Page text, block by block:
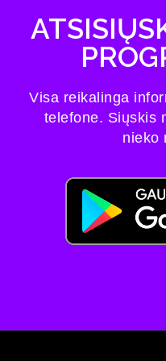
Visa reikalinga
telefone. Siųskis
nieko